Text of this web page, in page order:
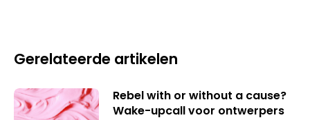
Gerelateerde artikelen
Rebel with or without a cause?
Wake-upcall voor ontwerpers